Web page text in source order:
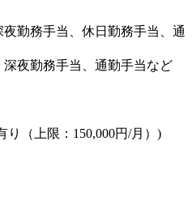
勤務手当、休日勤務手当、通
夜勤務手当、通勤手当など
（上限：150,000円/月）)